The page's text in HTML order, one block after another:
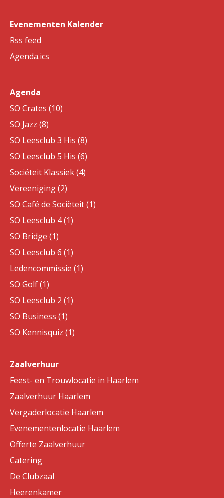
Evenementen Kalender
Rss feed
Agenda.ics
Agenda
SO Crates (10)
SO Jazz (8)
SO Leesclub 3 His (8)
SO Leesclub 5 His (6)
Sociëteit Klassiek (4)
Vereeniging (2)
SO Café de Sociëteit (1)
SO Leesclub 4 (1)
SO Bridge (1)
SO Leesclub 6 (1)
Ledencommissie (1)
SO Golf (1)
SO Leesclub 2 (1)
SO Business (1)
SO Kennisquiz (1)
Zaalverhuur
Feest- en Trouwlocatie in Haarlem
Zaalverhuur Haarlem
Vergaderlocatie Haarlem
Evenementenlocatie Haarlem
Offerte Zaalverhuur
Catering
De Clubzaal
Heerenkamer